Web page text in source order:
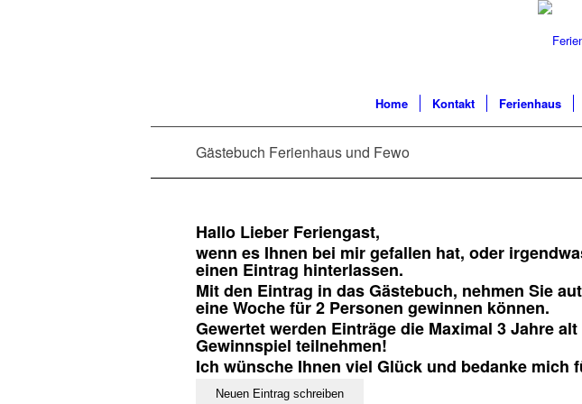
Home Kontakt Ferienhaus
Gästebuch Ferienhaus und Fewo
Hallo Lieber Feriengast,
wenn es Ihnen bei mir gefallen hat, oder
einen Eintrag hinterlassen.
Mit den Eintrag in das Gästebuch, nehmen Sie
eine Woche für 2 Personen gewinnen können.
Gewertet werden Einträge die Maximal 3 Jahre
Gewinnspiel teilnehmen!
Ich wünsche Ihnen viel Glück und bedanke mich